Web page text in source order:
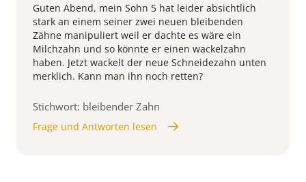
Guten Abend, mein Sohn 5 hat leider absichtlich
stark an einem seiner zwei neuen bleibenden
Zähne manipuliert weil er dachte es wäre ein
Milchzahn und so könnte er einen wackelzahn
haben. Jetzt wackelt der neue Schneidezahn unten
merklich. Kann man ihn noch retten?
Stichwort: bleibender Zahn
Frage und Antworten lesen